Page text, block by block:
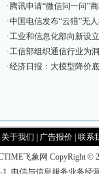
· 腾讯申请“微信问一问”
·中国电信发布“云猎”无
·工业和信息化部向新设
·工信部组织通信行业为
·经济日报：大模型降价
关于我们 广告报价 联系
飞象网 CopyRight ©
电信与信息服务业务经